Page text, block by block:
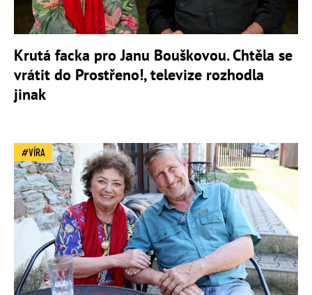
Krutá facka pro Janu Bouškovou. Chtěla se
vrátit do Prostřeno!, televize rozhodla
jinak
VÍRA